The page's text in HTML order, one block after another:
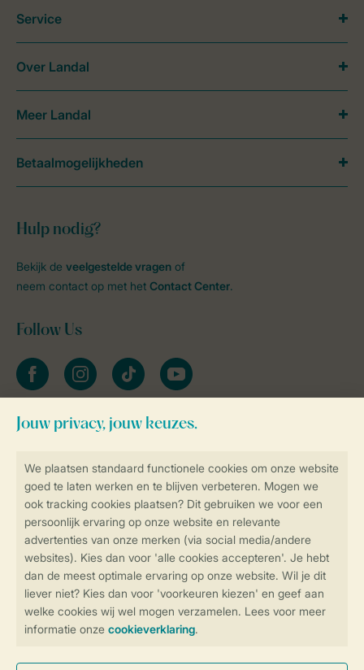
Controle over jouw gegevens &
Veilig en snel online boeken
Veilige gegevensoverdracht
Veilige betaling
Hulp nodig?
Bekijk de veelgestelde vragen of
neem contact op met het Contact Center.
Follow Us
facebookinstagramtiktok youtube
Blijf op de hoogte
Service
Over Landal
Meer Landal
Betaalmogelijkheden